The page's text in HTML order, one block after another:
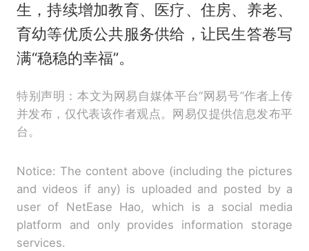
生，持续增加教育、医疗、住房、养老、
育幼等优质公共服务供给，让民生答卷写
满“稳稳的幸福”。
特别声明：本文为网易自媒体平台“网易号”作者上传
并发布，仅代表该作者观点。网易仅提供信息发布平
台。
Notice: The content above (including the pictures
and videos if any) is uploaded and posted by a
user of NetEase Hao, which is a social media
platform and only provides information storage
services.